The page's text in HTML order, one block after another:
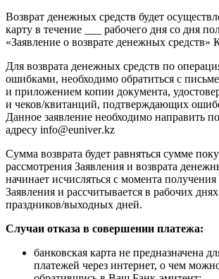
Возврат денежных средств будет
карту в течение ___ рабочего дня со дня
«Заявление о возврате денежных средств»
Для возврата денежных средств по
ошибками, необходимо обратиться с
и приложением копии документа,
и чеков/квитанций, подтверждающих
Данное заявление необходимо направить по
адресу info@euniver.kz
Сумма возврата будет равняться сумме
рассмотрения Заявления и возврата
начинает исчисляться с момента
Заявления и рассчитывается в рабочих днях
праздников/выходных дней.
Случаи отказа в совершении платежа:
банковская карта не предназначена
платежей через интернет, о чем